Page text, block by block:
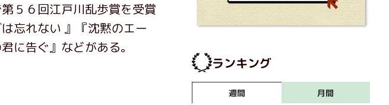
５６回江戸川乱歩賞を受賞
忘れない 』『沈黙のエー
に告ぐ』などがある。
ランキング
週間 月間